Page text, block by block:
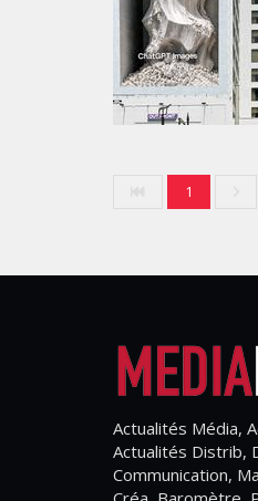
1
Actualités Média,
Actualités Distrib,
Communication,